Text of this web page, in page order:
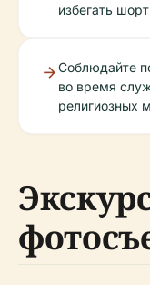
избегать
Соблюдайте
во время
религиозных